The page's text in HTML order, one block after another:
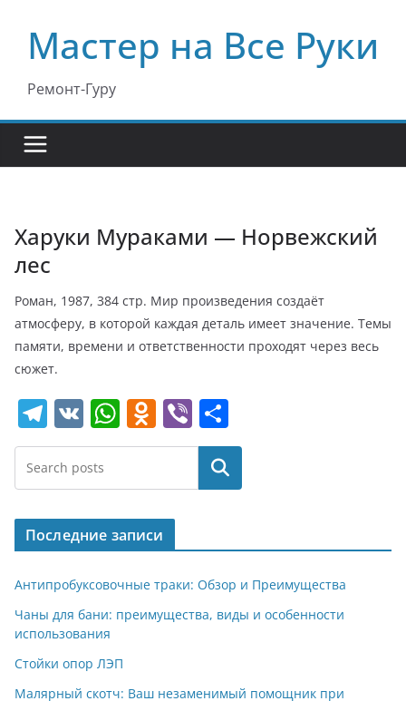
содержимому
Мастер на Все Руки
Ремонт-Гуру
Харуки Мураками — Норвежский
лес
Роман, 1987, 384 стр. Мир произведения создаёт
атмосферу, в которой каждая деталь имеет значение. Темы
памяти, времени и ответственности проходят через весь
сюжет.
T
el
e
gr
a
m
V
K
W
h
s
A
p
p
O
d
o
kl
a
ss
ni
Vi
b
er
т
п
р
в
и
т
Поиск
Последние записи
Антипробуксовочные траки: Обзор и Преимущества
Чаны для бани: преимущества, виды и особенности
использования
Стойки опор ЛЭП
Малярный скотч: Ваш незаменимый помощник при